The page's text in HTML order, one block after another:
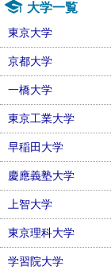
大学一覧
東京大学
京都大学
一橋大学
東京工業大学
早稲田大学
慶應義塾大学
上智大学
東京理科大学
学習院大学